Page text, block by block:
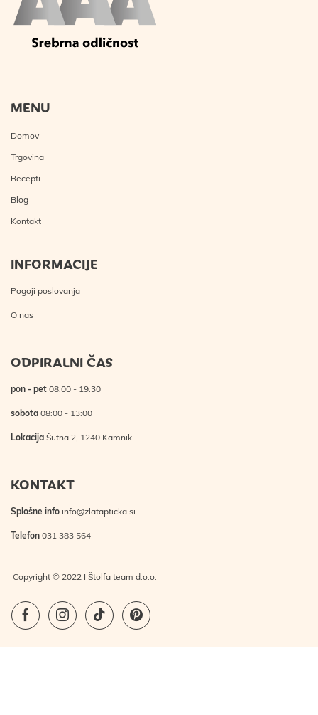
MENU
Domov
Trgovina
Recepti
Blog
Kontakt
INFORMACIJE
Pogoji poslovanja
O nas
ODPIRALNI ČAS
pon - pet 08:00 - 19:30
sobota 08:00 - 13:00
Lokacija Šutna 2, 1240 Kamnik
KONTAKT
Splošne info info@zlatapticka.si
Telefon 031 383 564
Copyright © 2022 I Štolfa team d.o.o.